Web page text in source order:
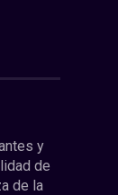
y
de
de la